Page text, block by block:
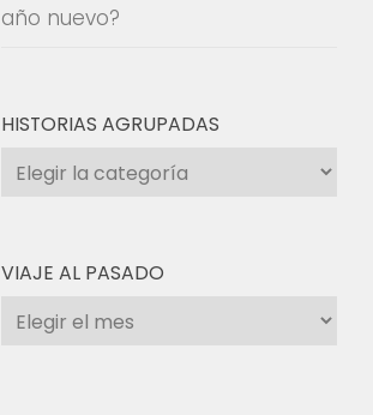
año nuevo?
HISTORIAS AGRUPADAS
Historias
agrupadas
VIAJE AL PASADO
Viaje